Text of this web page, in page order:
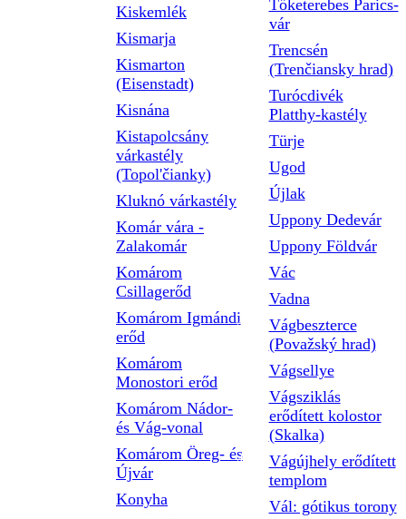
Kiskemlék
Kismarja
Kismarton
(Eisenstadt)
Kisnána
Kistapolcsány
várkastély
(Topol'čianky)
Kluknó várkastély
Komár vára -
Zalakomár
Komárom
Csillagerőd
Komárom Igmándi
erőd
Komárom
Monostori erőd
Komárom Nádor-
és Vág-vonal
Komárom Öreg- és
Újvár
Konyha
Tőketerebes Parics-
vár
Trencsén
(Trenčiansky hrad)
Turócdivék
Platthy-kastély
Türje
Ugod
Újlak
Uppony Dedevár
Uppony Földvár
Vác
Vadna
Vágbeszterce
(Považský hrad)
Vágsellye
Vágsziklás
erődített kolostor
(Skalka)
Vágújhely erődített
templom
Vál: gótikus torony